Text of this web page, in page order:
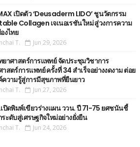
เปิดตัว ‘Deusaderm LIDO’ ชูนวัตกรรม
Collagen เจเนอเรชันใหม่ สู่วงการความ
งไทย
T. Jun 29, 2026
ยาศาสตร์การแพทย์ จัดประชุมวิชาการ
สตร์การแพทย์ ครั้งที่ 34 สำเร็จอย่างงดงาม ต่อย
ความรู้สู่การมีสุขภาพที่ยืนยาว
T. Jun 27, 2026
ปิดพิมพ์เขียวร่างแผน ววน. ปี 71-75 ยศชนันชี้
ระดับสู่เศรษฐกิจใหม่อย่างยั่งยืน
T. Jun 24, 2026